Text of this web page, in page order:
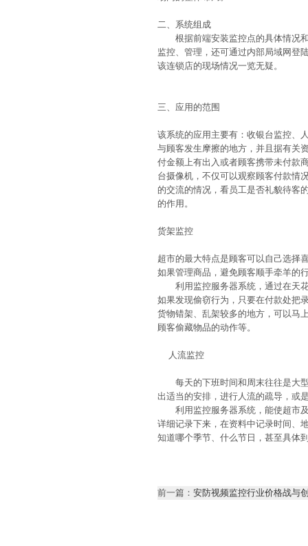
二、系统组成
根据前端安装监控点的具体情况和
监控、管理，还可通过内部局域网登
该连锁店的现场情况一览无疑。
三、应用的范围
该系统的应用主要有：收银台监控、
与顾客发生摩擦的地方，并且据有关
付金额上有出入或者顾客携带未付款
台摄像机，不仅可以观察顾客付款情
的交流的情况，看员工是否礼貌待客
的作用。
货架监控
超市的最大特点是顾客可以自己选择
如果管理商品，避免顾客顺手牵羊的
利用监控服务器系统，通过在天花
如果发现偷窃行为，只要在付款处把
货物错架、乱架较多的地方，可以马
顾客偷藏物品的动作等。
人流监控
每天的下班时间和周末往往是大型
出适当的安排，进行人流的疏导，或
利用监控服务器系统，能使超市及
详细记录下来，在资料中记录时间、
知道哪个季节、什么节日，甚至具体
前一篇： 安防视频监控行业价格战与